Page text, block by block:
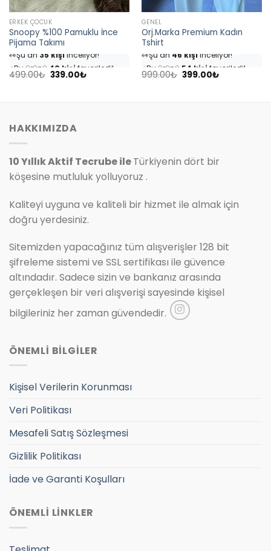
ERKEK ÇOCUK
Snoopy %100 Pamuklu İnce
Pijama Takımı
👀Şu an 35 kişi
⭐️Bu ürünü 40 kişifavoriledi!
🛒18 kişisepetine ekledi!
499.00₺ Orijinal
339.00₺Şu
GENEL
Orj.Marka Premium Kadın
Tshirt
👀Şu an
⭐️Bu ürünü54 kişifavoriledi!
🛒25 kişisepetine ekledi!
999.00₺ Orijinal
399.00₺Şu
HAKKIMIZDA
10 Yıllık Aktif Tecrube ileTürkiyenin dört bir
köşesine mutluluk yolluyoruz .
Kaliteyi uyguna ve kaliteli bir hizmet ile almak için
doğru yerdesiniz.
Sitemizden yapacağınız tüm alışverişler 128 bit
şifreleme sistemi ve SSL sertifikası ile güvence
altındadır. Sadece sizin ve bankanız arasında
gerçekleşen bir veri alışverişi sayesinde kişisel
bilgileriniz her zaman güvendedir.
ÖNEMLİ BİLGİLER
Kişisel Verilerin Korunması
Veri Politikası
Mesafeli Satış Sözleşmesi
Gizlilik Politikası
İade ve Garanti Koşulları
ÖNEMLİ LİNKLER